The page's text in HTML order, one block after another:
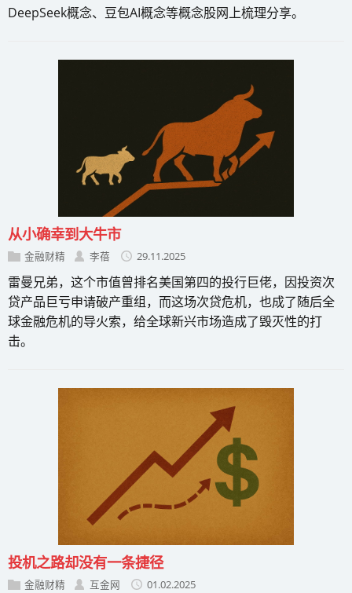
DeepSeek概念、豆包AI概念等概念股网上梳理分享。
从小确幸到大牛市
金融财精 李蓓 29.11.2025
雷曼兄弟，这个市值曾排名美国第四的投行巨佬，因投资次
贷产品巨亏申请破产重组，而这场次贷危机，也成了随后全
球金融危机的导火索，给全球新兴市场造成了毁灭性的打
击。
投机之路却没有一条捷径
金融财精 互金网 01.02.2025